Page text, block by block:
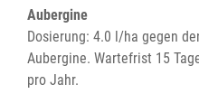
Aubergine
Dosierung: 4.0 l/ha gegen
Aubergine. Wartefrist 15
pro Jahr.